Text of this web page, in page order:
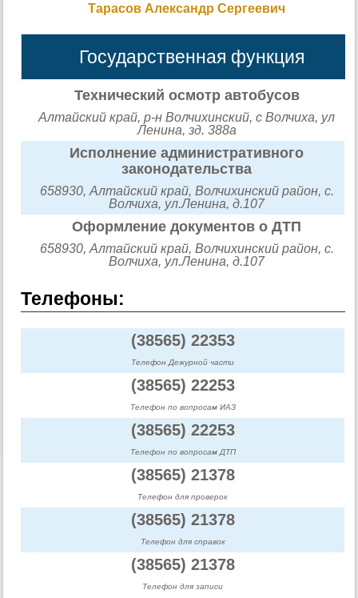
Тарасов Александр Сергеевич
Государственная функция
Технический осмотр автобусов
Алтайский край, р-н Волчихинский, с Волчиха, ул
Ленина, зд. 388а
Исполнение административного
законодательства
658930, Алтайский край, Волчихинский район, с.
Волчиха, ул.Ленина, д.107
Оформление документов о ДТП
658930, Алтайский край, Волчихинский район, с.
Волчиха, ул.Ленина, д.107
Телефоны:
(38565) 22353
Телефон Дежурной части
(38565) 22253
Телефон по вопросам ИАЗ
(38565) 22253
Телефон по вопросам ДТП
(38565) 21378
Телефон для проверок
(38565) 21378
Телефон для справок
(38565) 21378
Телефон для записи